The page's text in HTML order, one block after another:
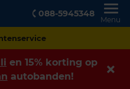
088-5945348
Menu
en 15% korting op
autobanden!